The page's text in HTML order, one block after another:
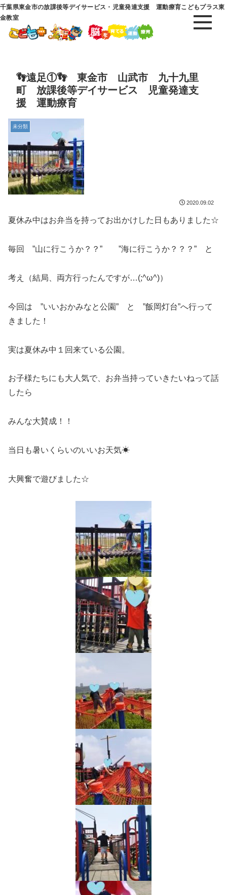
千葉県東金市の放課後等デイサービス・児童発達支援 運動療育こどもプラス東
金教室
👣遠足①👣 東金市 山武市 九十九里
町 放課後等デイサービス 児童発達支
援 運動療育
未分類
2020.09.02
夏休み中はお弁当を持ってお出かけした日もありました☆
毎回 ”山に行こうか？？” ”海に行こうか？？？” と
考え（結局、両方行ったんですが…(;^ω^)）
今回は ”いいおかみなと公園” と ”飯岡灯台”へ行って
きました！
実は夏休み中１回来ている公園。
お子様たちにも大人気で、お弁当持っていきたいねって話
したら
みんな大賛成！！
当日も暑いくらいのいいお天気☀
大興奮で遊びました☆